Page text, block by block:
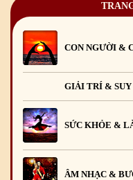
CON NGƯỜI &
GIẢI TRÍ &
SỨC KHỎE &
ÂM NHẠC &